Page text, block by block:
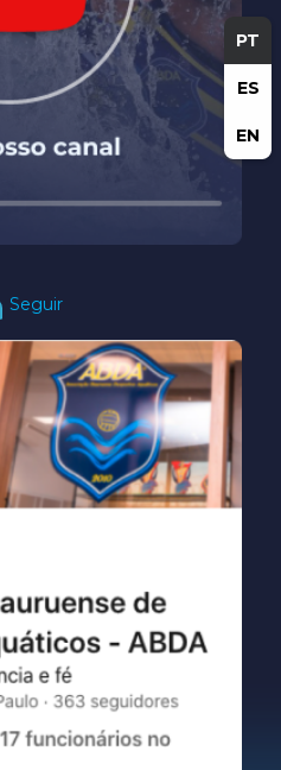
PT
ES
EN
Seguir